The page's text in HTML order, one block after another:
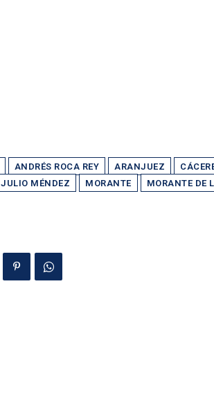
ANDRÉS ROCA REY ARANJUEZ
JULIO MÉNDEZ MORANTE MORANTE DE